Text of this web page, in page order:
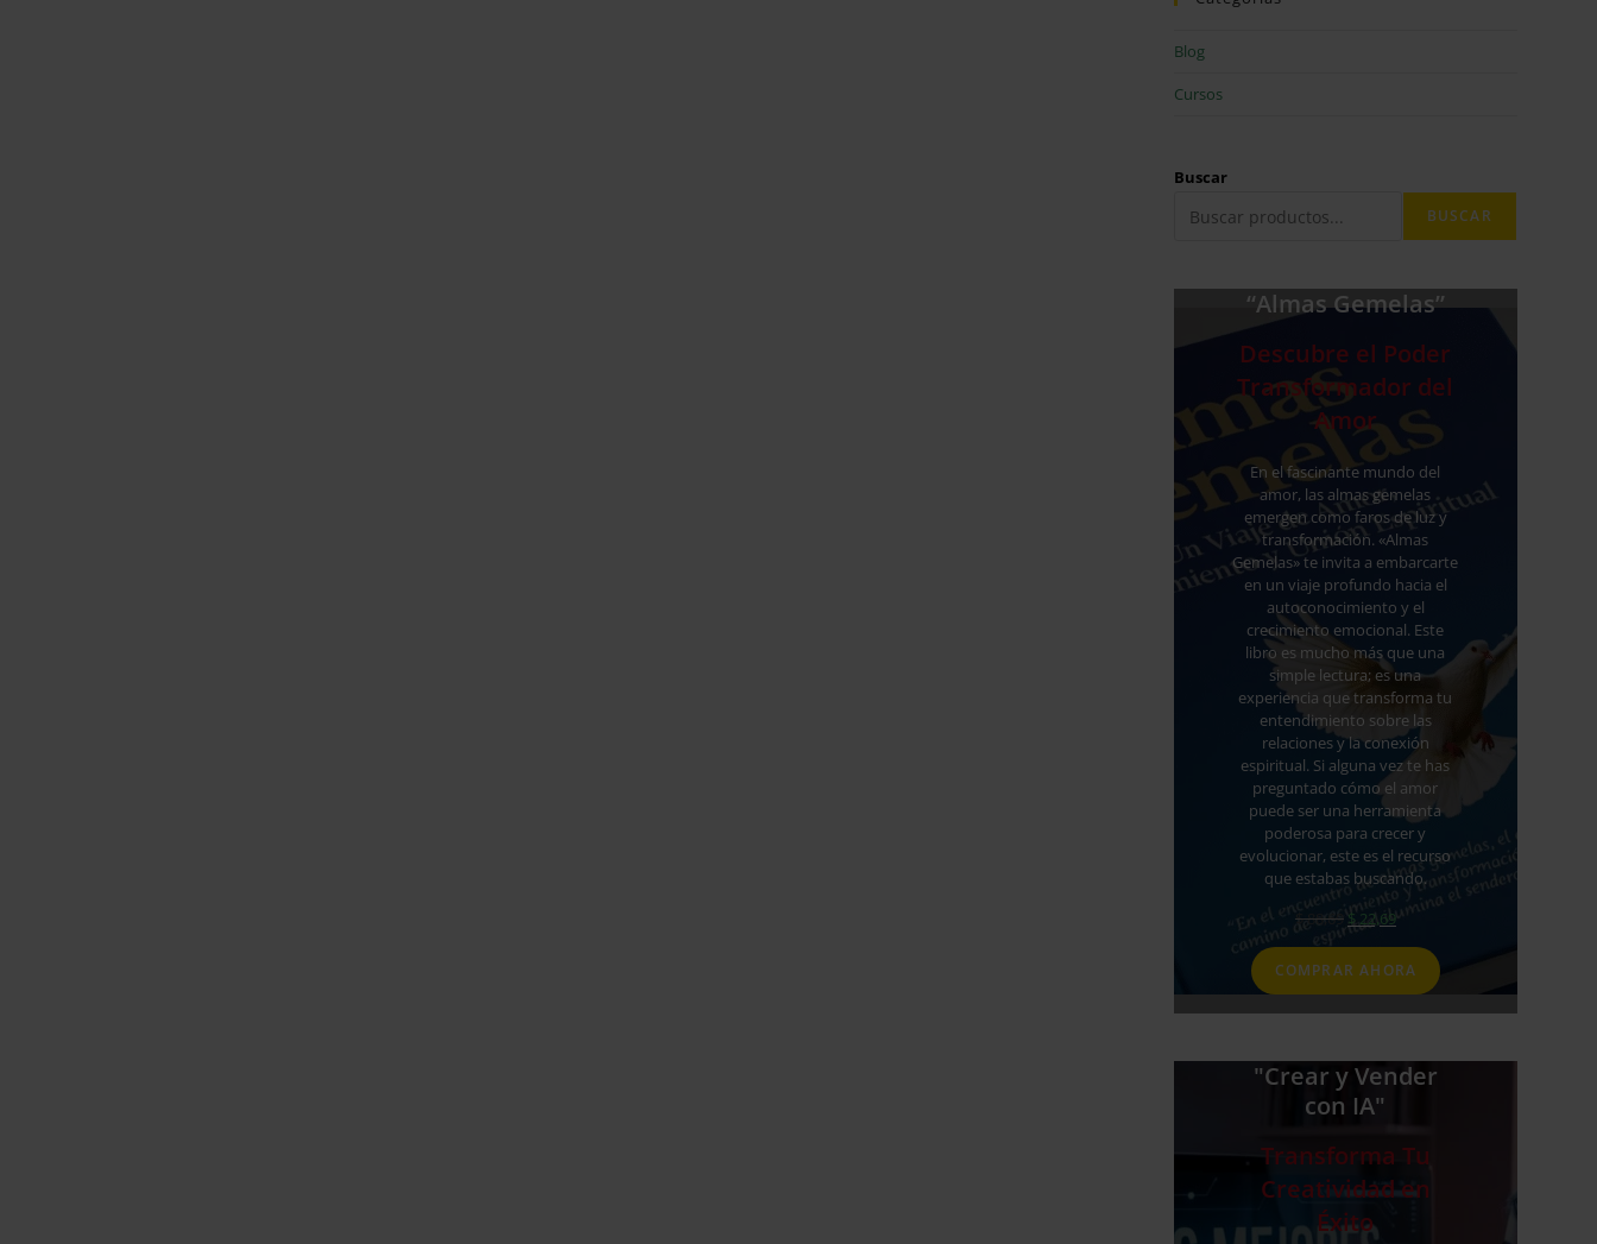
Blog
Cursos
Buscar
BUSCAR
“Almas Gemelas”
Descubre el Poder
Transformador del
Amor
En el fascinante mundo del
amor, las almas gemelas
emergen como faros de luz y
transformación. «Almas
Gemelas» te invita a embarcarte
en un viaje profundo hacia el
autoconocimiento y el
crecimiento emocional. Este
libro es mucho más que una
simple lectura; es una
experiencia que transforma tu
entendimiento sobre las
relaciones y la conexión
espiritual. Si alguna vez te has
preguntado cómo el amor
puede ser una herramienta
poderosa para crecer y
evolucionar, este es el recurso
que estabas buscando.
$88,69El
era:
$ 88,69.
$ 22,69El
actual
es:
$ 22,69.
COMPRAR AHORA
"Crear y Vender
con IA"
Transforma Tu
Creatividad en
Éxito